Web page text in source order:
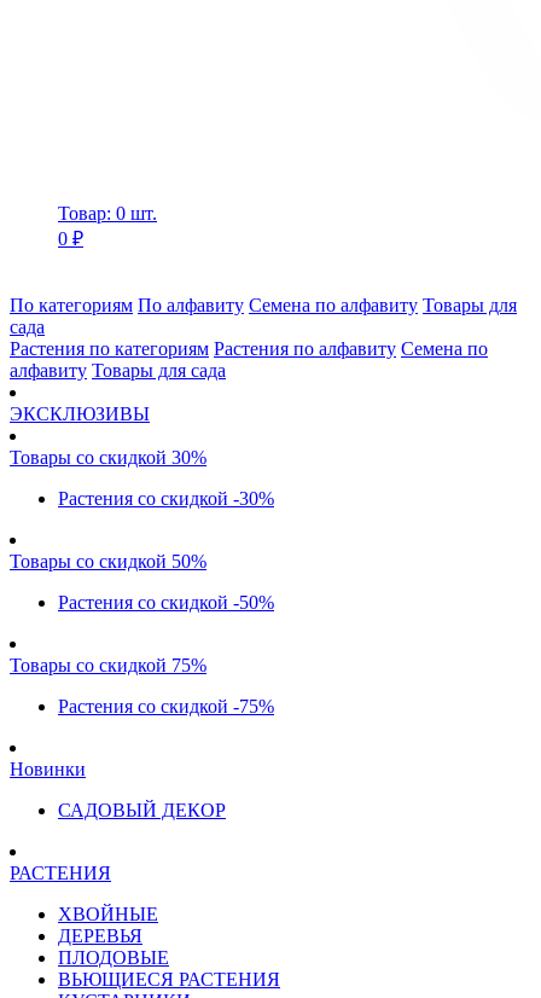
Товар: 0 шт.
0 ₽
По категориям По алфавиту Семена по алфавиту Товары для
сада
Растения по категориям Растения по алфавиту Семена по
алфавиту Товары для сада
ЭКСКЛЮЗИВЫ
Товары со скидкой 30%
Растения со скидкой -30%
Товары со скидкой 50%
Растения со скидкой -50%
Товары со скидкой 75%
Растения со скидкой -75%
Новинки
САДОВЫЙ ДЕКОР
РАСТЕНИЯ
ХВОЙНЫЕ
ДЕРЕВЬЯ
ПЛОДОВЫЕ
ВЬЮЩИЕСЯ РАСТЕНИЯ